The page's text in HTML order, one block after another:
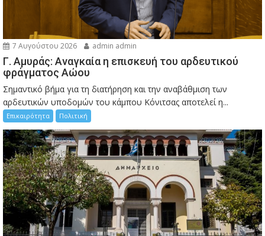
7 Αυγούστου 2026 admin admin
Γ. Αμυράς: Αναγκαία η επισκευή του αρδευτικού
φράγματος Αώου
Σημαντικό βήμα για τη διατήρηση και την αναβάθμιση των
αρδευτικών υποδομών του κάμπου Κόνιτσας αποτελεί η...
Επικαιρότητα Πολιτική